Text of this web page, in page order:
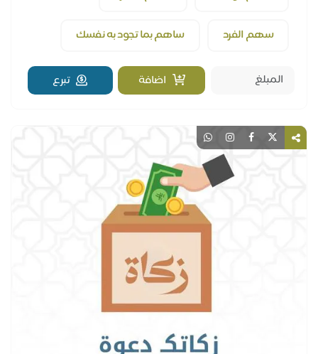
سهم الفرد ساهم بما تجود به نفسك
اضافة تبرع